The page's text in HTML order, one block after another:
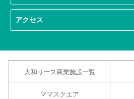
アクセス
大和リース商業施設一覧
ママスクエア